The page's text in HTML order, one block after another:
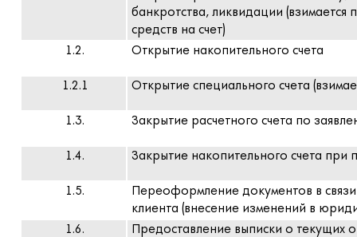
банкротства, ликвидации (взимается
средств на счет)
1.2.
Открытие накопительного счета
1.2.1 Открытие специального счета
1.3. Закрытие расчетного счета по
1.4. Закрытие накопительного счета при
1.5. Переоформление документов в
клиента (внесение изменений в
1.6.
Предоставление выписки о текущих